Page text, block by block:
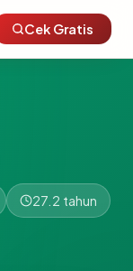
Cek Gratis
27.2 tahun